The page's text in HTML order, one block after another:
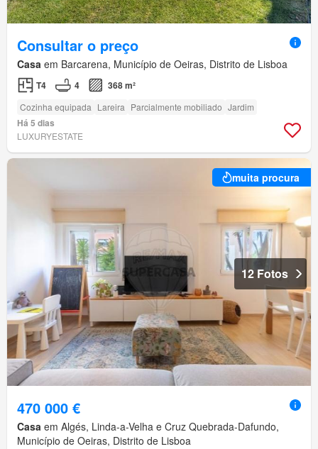
Consultar o preço
Casa em Barcarena, Município de Oeiras, Distrito de Lisboa
T4 4 368 m²
Cozinha equipada Lareira Parcialmente mobiliado Jardim
Há 5 dias
LUXURYESTATE
muita procura
12 Fotos
470 000 €
Casa em Algés, Linda-a-Velha e Cruz Quebrada-Dafundo,
Município de Oeiras, Distrito de Lisboa